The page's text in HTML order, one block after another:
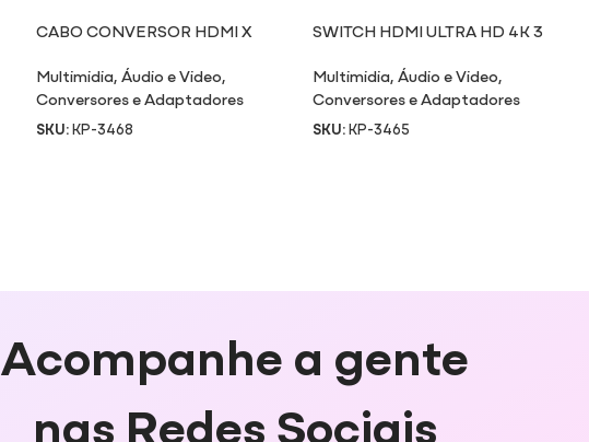
CABO CONVERSOR HDMI X
Multimidia, Áudio e Video,
Conversores e Adaptadores
SKU:KP-3468
SWITCH HDMI ULTRA HD 4K 3
Multimidia,Áudio e Video,
Conversores e Adaptadores
SKU:KP-3465
Acompanhe a gente
nas Redes Sociais